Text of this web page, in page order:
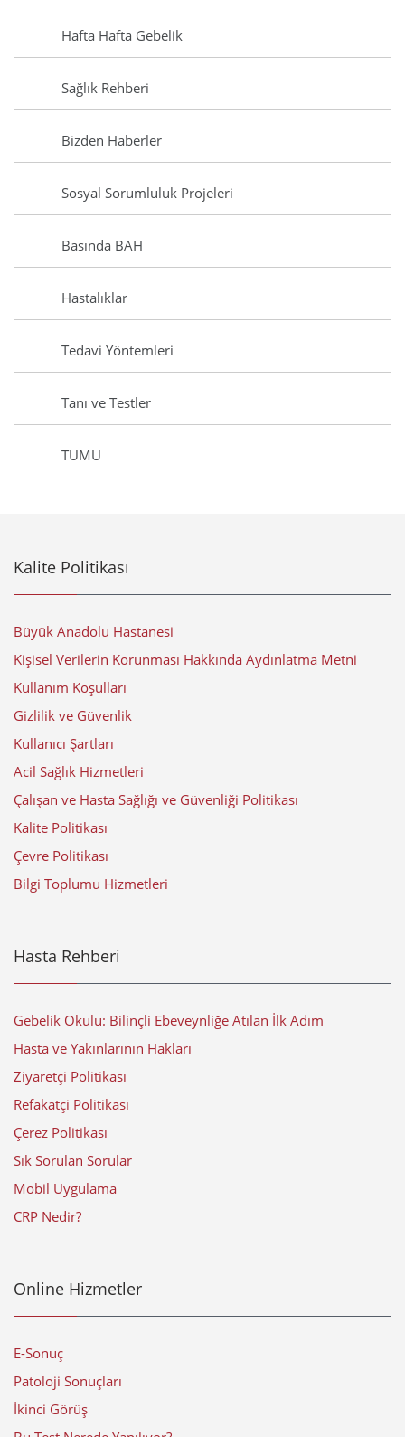
Hafta Hafta Gebelik
Sağlık Rehberi
Bizden Haberler
Sosyal Sorumluluk Projeleri
Basında BAH
Hastalıklar
Tedavi Yöntemleri
Tanı ve Testler
TÜMÜ
Kalite Politikası
Büyük Anadolu Hastanesi
Kişisel Verilerin Korunması Hakkında Aydınlatma Metni
Kullanım Koşulları
Gizlilik ve Güvenlik
Kullanıcı Şartları
Acil Sağlık Hizmetleri
Çalışan ve Hasta Sağlığı ve Güvenliği Politikası
Kalite Politikası
Çevre Politikası
Bilgi Toplumu Hizmetleri
Hasta Rehberi
Gebelik Okulu: Bilinçli Ebeveynliğe Atılan İlk Adım
Hasta ve Yakınlarının Hakları
Ziyaretçi Politikası
Refakatçi Politikası
Çerez Politikası
Sık Sorulan Sorular
Mobil Uygulama
CRP Nedir?
Online Hizmetler
E-Sonuç
Patoloji Sonuçları
İkinci Görüş